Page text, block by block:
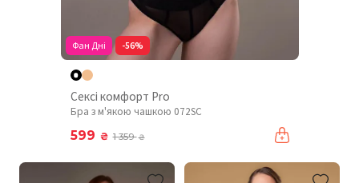
Фан Дні -56%
Сексі комфорт Pro
Бра з м'якою чашкою 072SC
599 ₴ 1 359₴